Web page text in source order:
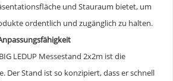
und Stauraum bietet, um
ordentlich und zugänglich zu halten.
LEDUP Messestand 2x2m ist die
Der Stand ist so konzipiert, dass er schnell